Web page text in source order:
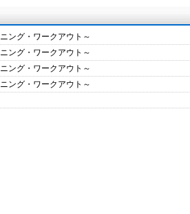
ング・ワークアウト～
ング・ワークアウト～
ング・ワークアウト～
ング・ワークアウト～